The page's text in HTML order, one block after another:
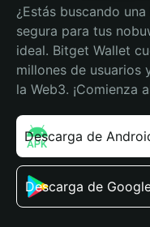
¿Estás buscando
segura para tus
ideal. Bitget Wallet
millones de usuarios
la Web3. ¡Comienza
Descarga de
Descarga de